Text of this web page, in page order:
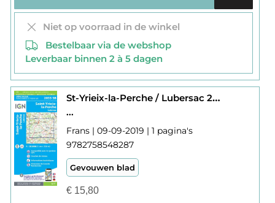
Niet op voorraad in de winkel
Bestelbaar via de webshop
Leverbaar binnen 2 à 5 dagen
St-Yrieix-la-Perche / Lubersac 2033
...
Frans | 09-09-2019 | 1 pagina's
9782758548287
Gevouwen blad
€15,80